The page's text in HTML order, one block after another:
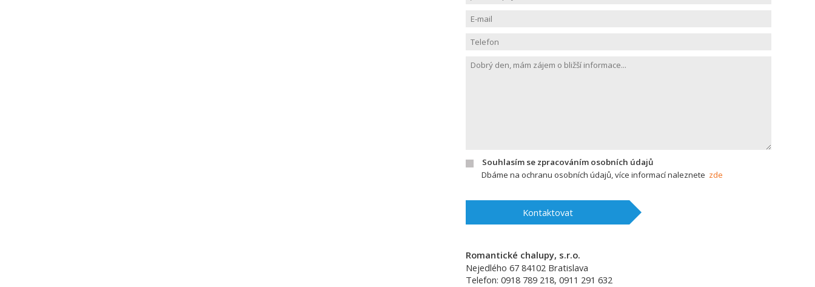
Souhlasím se zpracováním osobních údajů
Dbáme na ochranu osobních údajů, více informací naleznete zde
Kontaktovat
Romantické chalupy, s.r.o.
Nejedlého 67 84102 Bratislava
Telefon: 0918 789 218, 0911 291 632